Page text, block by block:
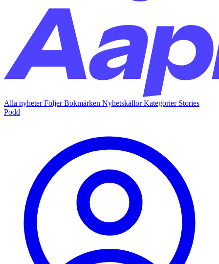
Alla nyheterFöljerBokmärken NyhetskällorKategorier Stories
Podd